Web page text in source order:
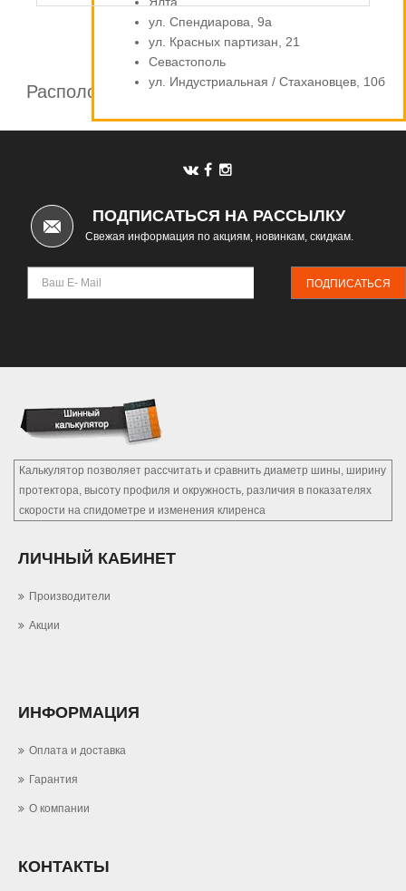
Расположение шинных центров компании
ул. Спендиарова, 9а
ул. Красных партизан, 21
Севастополь
ул. Индустриальная / Стахановцев, 10б
ПОДПИСАТЬСЯ НА РАССЫЛКУ
Свежая информация по акциям, новинкам, скидкам.
ПОДПИСАТЬСЯ
Калькулятор позволяет рассчитать и сравнить диаметр шины, ширину
протектора, высоту профиля и окружность, различия в показателях
скорости на спидометре и изменения клиренса
ЛИЧНЫЙ КАБИНЕТ
Производители
Акции
ИНФОРМАЦИЯ
Оплата и доставка
Гарантия
О компании
КОНТАКТЫ